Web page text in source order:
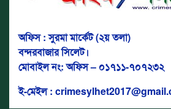
অফিস : সুরমা মার্কেট (২য় তলা)
বন্দরবাজার সিলেট।
মোবাইল নং: অফিস – ০১৭১১-৭০৭২৩২
ই-মেইল :